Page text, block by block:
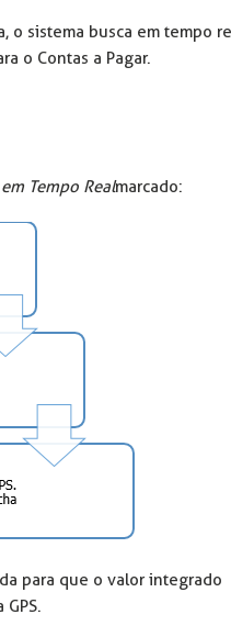
o sistema busca em tempo
o Contas a Pagar.
Tempo Realmarcado:
para que o valor integrado